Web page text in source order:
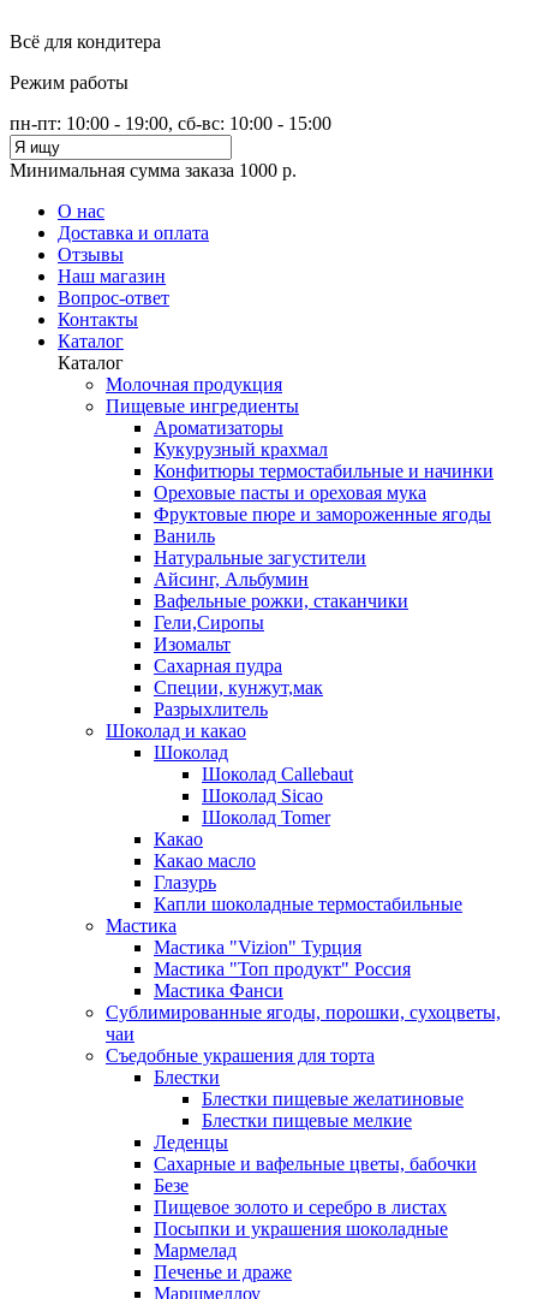
Всё для кондитера
Режим работы
пн-пт: 10:00 - 19:00, сб-вс: 10:00 - 15:00
Минимальная сумма заказа 1000 р.
О нас
Доставка и оплата
Отзывы
Наш магазин
Вопрос-ответ
Контакты
Каталог
Каталог
Молочная продукция
Пищевые ингредиенты
Ароматизаторы
Кукурузный крахмал
Конфитюры термостабильные и начинки
Ореховые пасты и ореховая мука
Фруктовые пюре и замороженные ягоды
Ваниль
Натуральные загустители
Айсинг, Альбумин
Вафельные рожки, стаканчики
Гели,Сиропы
Изомальт
Сахарная пудра
Специи, кунжут,мак
Разрыхлитель
Шоколад и какао
Шоколад
Шоколад Callebaut
Шоколад Sicao
Шоколад Tomer
Какао
Какао масло
Глазурь
Капли шоколадные термостабильные
Мастика
Мастика "Vizion" Турция
Мастика "Топ продукт" Россия
Мастика Фанси
Сублимированные ягоды, порошки, сухоцветы,
чаи
Съедобные украшения для торта
Блестки
Блестки пищевые желатиновые
Блестки пищевые мелкие
Леденцы
Сахарные и вафельные цветы, бабочки
Безе
Пищевое золото и серебро в листах
Посыпки и украшения шоколадные
Мармелад
Печенье и драже
Маршмеллоу